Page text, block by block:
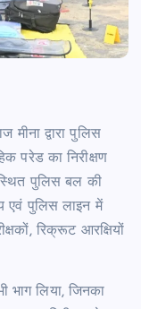
द्वारा पुलिस
परेड का निरीक्षण
पुलिस बल की
एवं पुलिस लाइन में
रिक्रूट आरक्षियों
भाग लिया, जिनका